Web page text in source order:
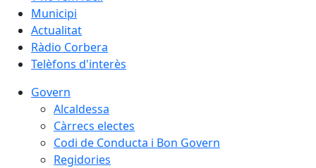
Municipi
Actualitat
Ràdio Corbera
Telèfons d'interès
Govern
Alcaldessa
Càrrecs electes
Codi de Conducta i Bon Govern
Regidories